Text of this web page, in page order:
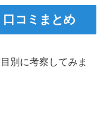
コミまとめ
別に考察してみま